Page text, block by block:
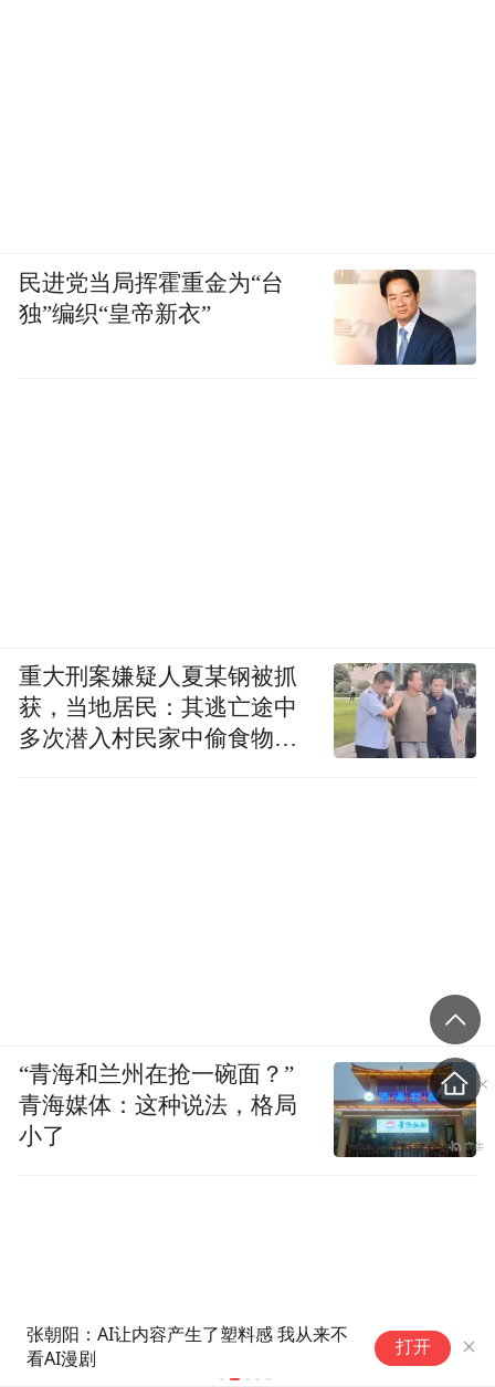
王祖贤之后，戚薇宣布推出个人
打开
民进党当局挥霍重金为“台
独”编织“皇帝新衣”
重大刑案嫌疑人夏某钢被抓
获，当地居民：其逃亡途中
多次潜入村民家中偷食物被
“青海和兰州在抢一碗面？”
青海媒体：这种说法，格局
小了